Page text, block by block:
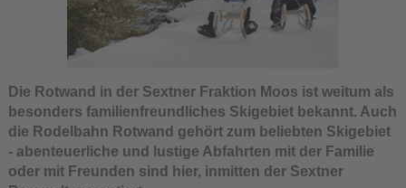
Die Rotwand in der Sextner Fraktion Moos ist weitum als
besonders familienfreundliches Skigebiet bekannt. Auch
die Rodelbahn Rotwand gehört zum beliebten Skigebiet
- abenteuerliche und lustige Abfahrten mit der Familie
oder mit Freunden sind hier, inmitten der Sextner